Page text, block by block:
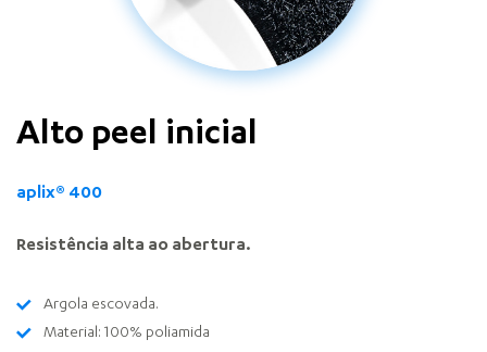
Alto peel inicial
aplix® 400
Resistência alta ao abertura.
Argola escovada.
Material: 100% poliamida